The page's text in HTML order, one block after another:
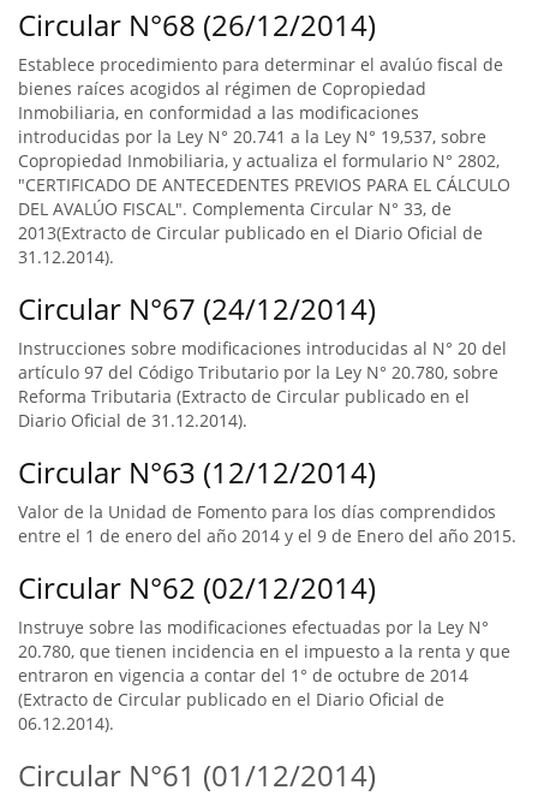
Circular N°68 (26/12/2014)
Establece procedimiento para determinar el avalúo fiscal de
bienes raíces acogidos al régimen de Copropiedad
Inmobiliaria, en conformidad a las modificaciones
introducidas por la Ley N° 20.741 a la Ley N° 19,537, sobre
Copropiedad Inmobiliaria, y actualiza el formulario N° 2802,
"CERTIFICADO DE ANTECEDENTES PREVIOS PARA EL CÁLCULO
DEL AVALÚO FISCAL". Complementa Circular N° 33, de
2013(Extracto de Circular publicado en el Diario Oficial de
31.12.2014).
Circular N°67 (24/12/2014)
Instrucciones sobre modificaciones introducidas al N° 20 del
artículo 97 del Código Tributario por la Ley N° 20.780, sobre
Reforma Tributaria (Extracto de Circular publicado en el
Diario Oficial de 31.12.2014).
Circular N°63 (12/12/2014)
Valor de la Unidad de Fomento para los días comprendidos
entre el 1 de enero del año 2014 y el 9 de Enero del año 2015.
Circular N°62 (02/12/2014)
Instruye sobre las modificaciones efectuadas por la Ley N°
20.780, que tienen incidencia en el impuesto a la renta y que
entraron en vigencia a contar del 1° de octubre de 2014
(Extracto de Circular publicado en el Diario Oficial de
06.12.2014).
Circular N°61 (01/12/2014)